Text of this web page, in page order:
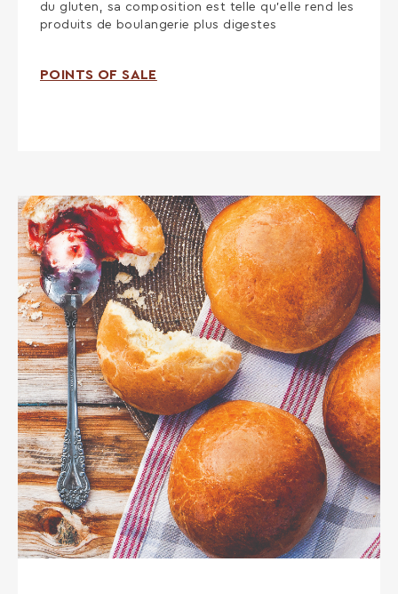
du gluten, sa composition est telle qu’elle rend les
produits de boulangerie plus digestes
POINTS OF SALE